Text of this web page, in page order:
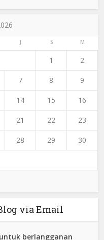
J S M
1 2
7 8 9
14 15 16
21 22 23
28 29 30
via Email
berlangganan